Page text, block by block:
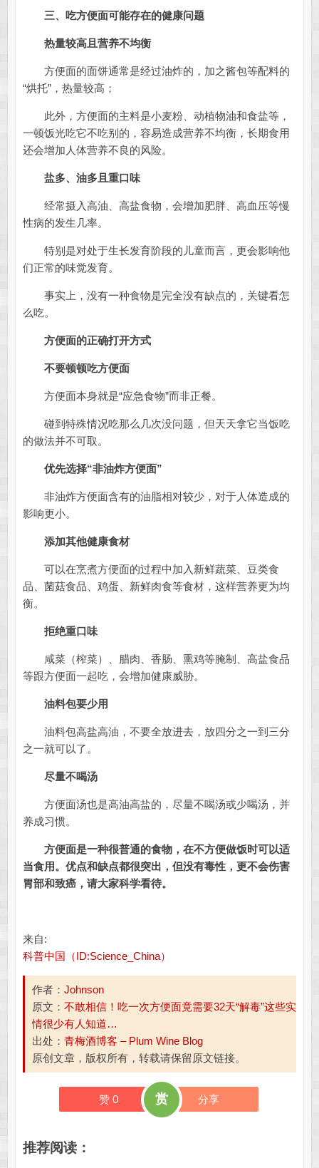
三、吃方便面可能存在的健康问题
热量较高且营养不均衡
方便面的面饼通常是经过油炸的，加之酱包等配料的
“烘托”，热量较高；
此外，方便面的主料是小麦粉、动植物油和食盐等，
一顿饭光吃它不吃别的，容易造成营养不均衡，长期食用
还会增加人体营养不良的风险。
盐多、油多且重口味
经常摄入高油、高盐食物，会增加肥胖、高血压等慢
性病的发生几率。
特别是对处于生长发育阶段的儿童而言，更会影响他
们正常的味觉发育。
事实上，没有一种食物是完全没有缺点的，关键看怎
么吃。
方便面的正确打开方式
不要顿顿吃方便面
方便面本身就是“应急食物”而非正餐。
碰到特殊情况吃那么几次没问题，但天天拿它当饭吃
的做法并不可取。
优先选择“非油炸方便面”
非油炸方便面含有的油脂相对较少，对于人体造成的
影响更小。
添加其他健康食材
可以在烹煮方便面的过程中加入新鲜蔬菜、豆类食
品、菌菇食品、鸡蛋、新鲜肉食等食材，这样营养更为均
衡。
拒绝重口味
咸菜（榨菜）、腊肉、香肠、熏鸡等腌制、高盐食品
等跟方便面一起吃，会增加健康威胁。
油料包要少用
油料包高盐高油，不要全放进去，放四分之一到三分
之一就可以了。
尽量不喝汤
方便面汤也是高油高盐的，尽量不喝汤或少喝汤，并
养成习惯。
方便面是一种很普通的食物， 在不方便做饭时可以适
当食用。 优点和缺点都很突出， 但没有毒性， 更不会伤害
胃部和致癌， 请大家科学看待。
来自:
科普中国（ID:Science_China）
作者： Johnson
原文： 不敢相信！吃一次方便面竟需要32天“解毒”这些实
情很少有人知道…
出处： 青梅酒博客 – Plum Wine Blog
原创文章，版权所有，转载请保留原文链接。
赞 0 赏 分享
推荐阅读：